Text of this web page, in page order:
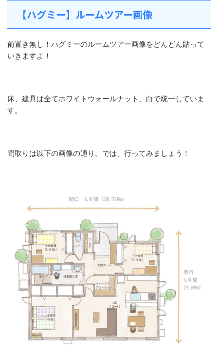
【ハグミー】ルームツアー画像
前置き無し！ハグミーのルームツアー画像をどんどん貼って
いきますよ！
床、建具は全てホワイトウォールナット、白で統一していま
す。
間取りは以下の画像の通り。では、行ってみましょう！